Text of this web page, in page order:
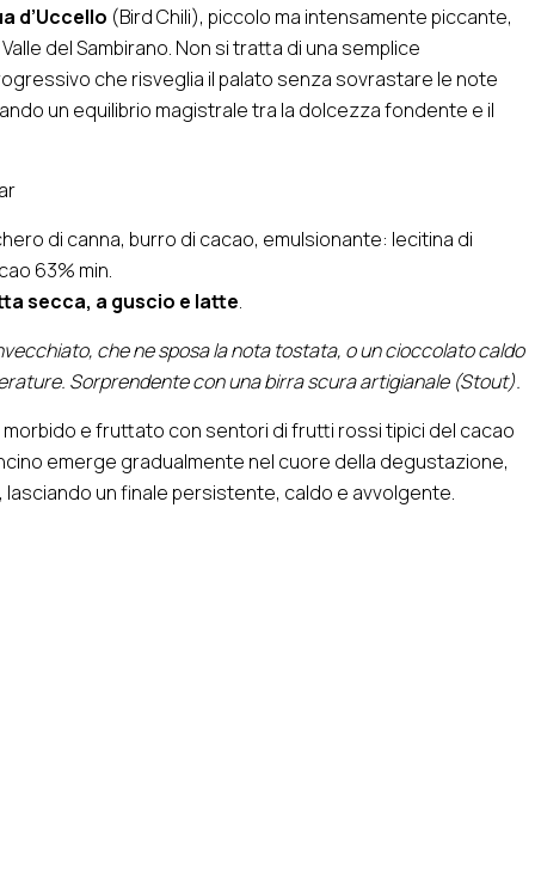
d’Uccello (Bird Chili), piccolo ma intensamente piccante,
del Sambirano. Non si tratta di una semplice
che risveglia il palato senza sovrastare le note
un equilibrio magistrale tra la dolcezza fondente e il
di canna, burro di cacao, emulsionante: lecitina di
63% min.
secca, a guscio e latte.
che ne sposa la nota tostata, o un cioccolato caldo
Sorprendente con una birra scura artigianale (Stout).
e fruttato con sentori di frutti rossi tipici del cacao
emerge gradualmente nel cuore della degustazione,
un finale persistente, caldo e avvolgente.